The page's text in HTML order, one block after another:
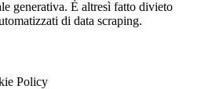
generativa. È altresì fatto divieto
di data scraping.
Policy